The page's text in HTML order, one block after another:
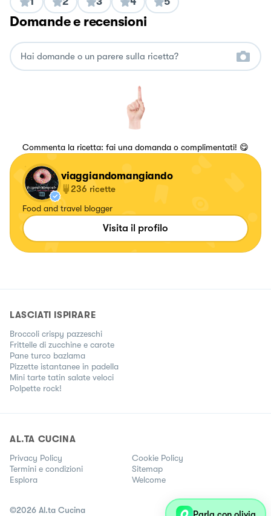
Domande e recensioni
Commenta la ricetta: fai una domanda o complimentati! 😋
viaggiandomangiando
236 ricette
Food and travel blogger
Visita il profilo
LASCIATI ISPIRARE
Broccoli crispy pazzeschi
Frittelle di zucchine e carote
Pane turco bazlama
Pizzette istantanee in padella
Mini tarte tatin salate veloci
Polpette rock!
AL.TA CUCINA
Privacy Policy
Cookie Policy
Termini e condizioni
Sitemap
Esplora
Welcome
©2026 Al.ta Cucina